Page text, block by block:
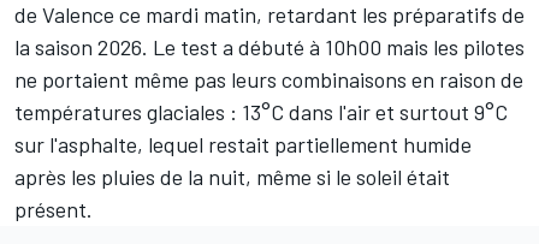
de Valence ce mardi matin, retardant les préparatifs de
la saison 2026. Le test a débuté à 10h00 mais les pilotes
ne portaient même pas leurs combinaisons en raison de
températures glaciales : 13°C dans l'air et surtout 9°C
sur l'asphalte, lequel restait partiellement humide
après les pluies de la nuit, même si le soleil était
présent.